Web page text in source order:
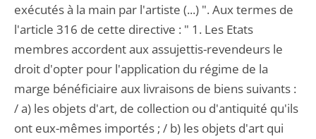
exécutés à la main par l'artiste (...) ". Aux termes de
l'article 316 de cette directive : " 1. Les Etats
membres accordent aux assujettis-revendeurs le
droit d'opter pour l'application du régime de la
marge bénéficiaire aux livraisons de biens suivants :
/ a) les objets d'art, de collection ou d'antiquité qu'ils
ont eux-mêmes importés ; / b) les objets d'art qui